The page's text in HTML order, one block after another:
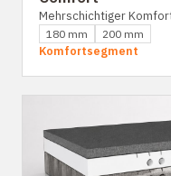
Mehrschichtiger
180 mm 200 mm
Komfortsegment